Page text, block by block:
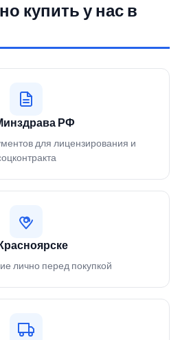
купить у нас в
РФ
для лицензирования и
лично перед покупкой